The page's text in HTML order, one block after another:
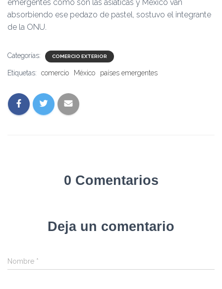
emergentes como son las asiáticas y México van
absorbiendo ese pedazo de pastel, sostuvo el integrante
de la ONU.
Categorías: COMERCIO EXTERIOR
Etiquetas: comercio México países emergentes
0 Comentarios
Deja un comentario
Nombre *